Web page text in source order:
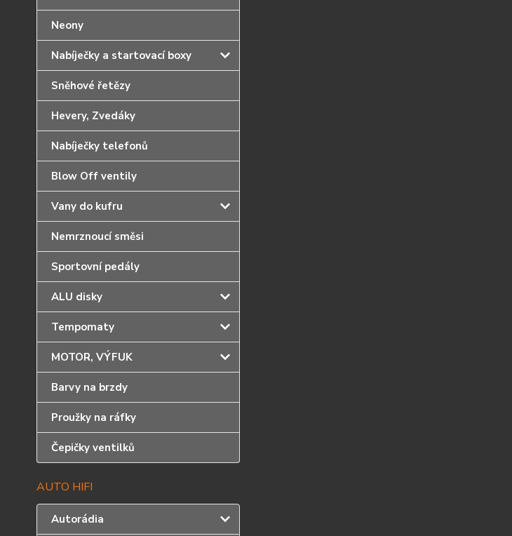
Neony
Nabíječky a startovací boxy
Sněhové řetězy
Hevery, Zvedáky
Nabíječky telefonů
Blow Off ventily
Vany do kufru
Nemrznoucí směsi
Sportovní pedály
ALU disky
Tempomaty
MOTOR, VÝFUK
Barvy na brzdy
Proužky na ráfky
Čepičky ventilků
AUTO HIFI
Autorádia